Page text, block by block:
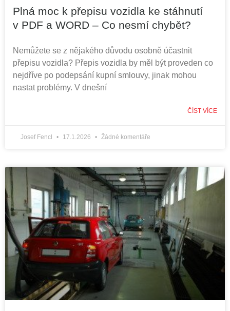
Plná moc k přepisu vozidla ke stáhnutí
v PDF a WORD – Co nesmí chybět?
Nemůžete se z nějakého důvodu osobně účastnit
přepisu vozidla? Přepis vozidla by měl být proveden co
nejdříve po podepsání kupní smlouvy, jinak mohou
nastat problémy. V dnešní
ČÍST VÍCE
Josef Fencl 17.1.2026 Žádné komentáře